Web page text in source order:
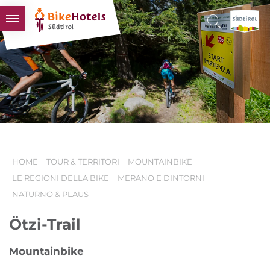
BIKEHOTELS
HOTELS & PACCHETTI
TOUR & TERRITORI
L'ALTO ADIGE & NOI
HOME TOUR & TERRITORI
MOUNTAINBIKE
LE REGIONI DELLA BIKE
MERANO E DINTORNI
NATURNO & PLAUS
Ötzi-Trail
Mountainbike